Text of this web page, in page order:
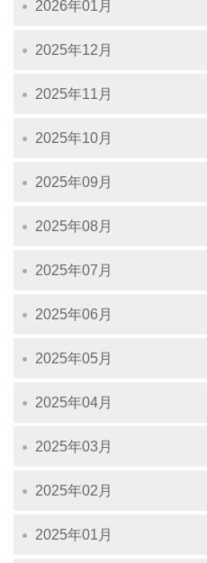
2026年01月
2025年12月
2025年11月
2025年10月
2025年09月
2025年08月
2025年07月
2025年06月
2025年05月
2025年04月
2025年03月
2025年02月
2025年01月